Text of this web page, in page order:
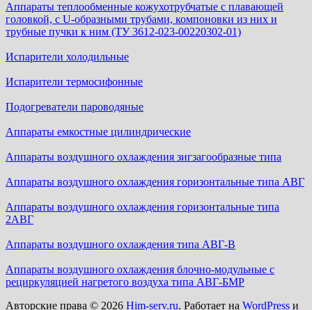
Аппараты теплообменные кожухотрубчатые c плавающей
головкой, с U-образными трубами, компоновки из них и
трубные пучки к ним (ТУ 3612-023-00220302-01)
Испарители холодильные
Испарители термосифонные
Подогреватели пароводяные
Аппараты емкостные цилиндрические
Аппараты воздушного охлаждения зигзагообразные типа
Аппараты воздушного охлаждения горизонтальные типа АВГ
Аппараты воздушного охлаждения горизонтальные типа
2АВГ
Аппараты воздушного охлаждения типа АВГ-В
Аппараты воздушного охлаждения блочно-модульные с
рециркуляцией нагретого воздуха типа АВГ-БМР
Авторские права © 2026 Him-serv.ru. Работает на WordPress и